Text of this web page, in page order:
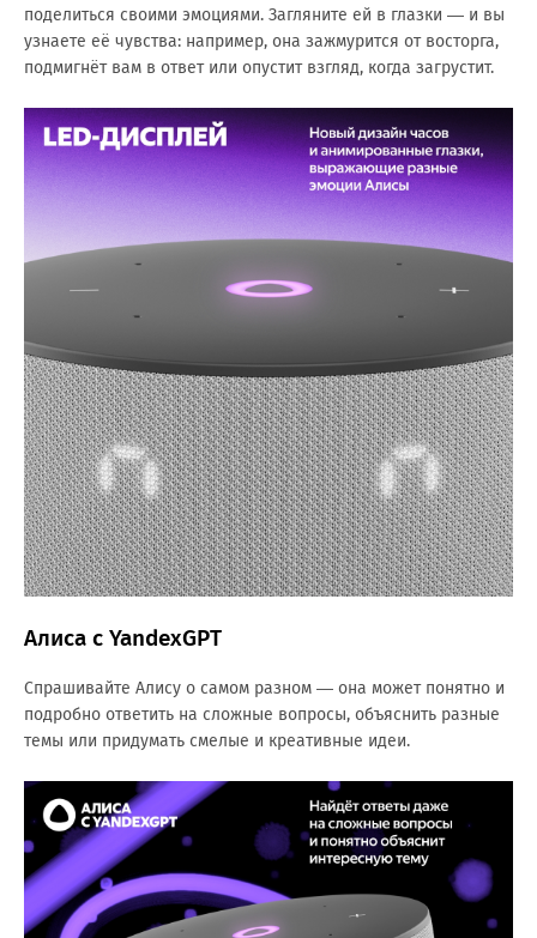
поделиться своими эмоциями. Загляните ей в глазки — и вы
узнаете её чувства: например, она зажмурится от восторга,
подмигнёт вам в ответ или опустит взгляд, когда загрустит.
Алиса с YandexGPT
Спрашивайте Алису о самом разном — она может понятно и
подробно ответить на сложные вопросы, объяснить разные
темы или придумать смелые и креативные идеи.